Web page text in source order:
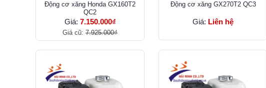
Ðộng cơ xăng Honda GX160T2
QC2
Giá: 7.150.000₫
Giá cũ: 7.925.000₫
Ðộng cơ xăng GX270T2 QC3
Giá: Liên hệ